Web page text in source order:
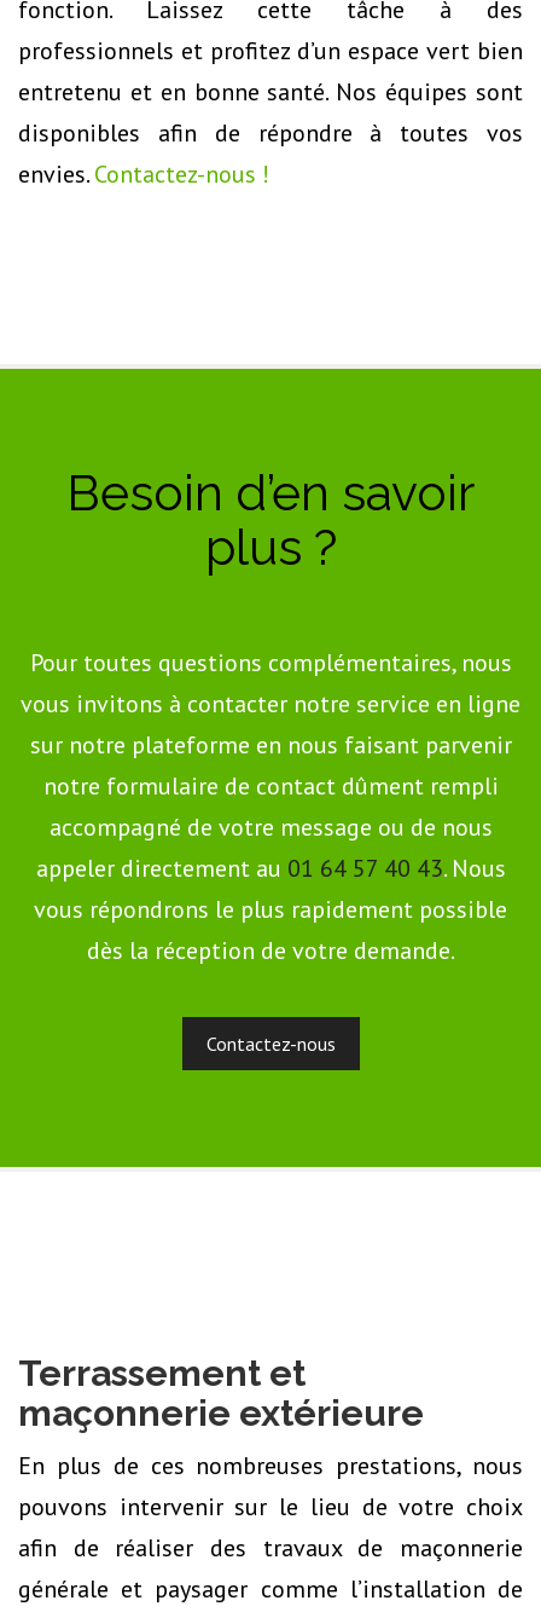
fonction. Laissez cette tâche à des
professionnels et profitez d’un espace vert bien
entretenu et en bonne santé. Nos équipes sont
disponibles afin de répondre à toutes vos
envies.Contactez-nous !
Besoin d’en savoir
plus ?
Pour toutes questions complémentaires, nous
vous invitons à contacter notre service en ligne
sur notre plateforme en nous faisant parvenir
notre formulaire de contact dûment rempli
accompagné de votre message ou de nous
appeler directement au 01 64 57 40 43. Nous
vous répondrons le plus rapidement possible
dès la réception de votre demande.
Contactez-nous
Terrassement et
maçonnerie extérieure
En plus de ces nombreuses prestations, nous
pouvons intervenir sur le lieu de votre choix
afin de réaliser des travaux de maçonnerie
générale et paysager comme l’installation de